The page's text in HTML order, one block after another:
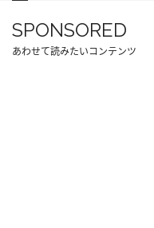
SPONSORED
あわせて読みたいコンテンツ